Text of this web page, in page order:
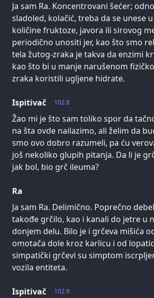
Ja sam Ra. Koncentrovani šećer;
sladoled, kolačić, treba da se unese
količine fruktoze, javora ili sirovog
periodično unositi jer, kao što smo
tela žutog-zraka je takva da enzimi
kao što bi u manje narušenom
zraka koristili ugljene hidrate.
102.8
Ispitivač
Žao mi je što sam toliko spor da
na šta ovde nailazimo, ali želim da
smo ovo dobro razumeli, pa ću
još nekoliko glupih pitanja. Da li je
jak bol, bio grč ileuma?
Ra
Ja sam Ra. Delimično. Poprečno
takođe grčilo, kao i kanali do jetre u
donjem delu. Bilo je i grčeva mišića
omotača dole kroz karlicu i od
simpatički grčevi su simptom
vozila entiteta.
102.9
Ispitivač